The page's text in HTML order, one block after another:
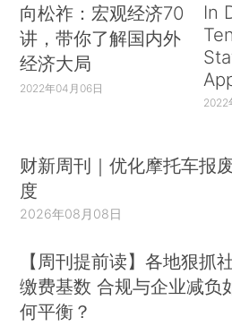
向松祚：宏观经济70
讲，带你了解国内外
经济大局
2022年04月06日
In
2022
财新周刊｜优化摩托车报
度
2026年08月08日
【周刊提前读】各地狠抓
缴费基数 合规与企业减负
何平衡？